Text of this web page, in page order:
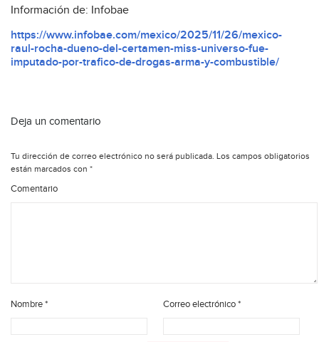
Información de: Infobae
https://www.infobae.com/mexico/2025/11/26/mexico-
raul-rocha-dueno-del-certamen-miss-universo-fue-
imputado-por-trafico-de-drogas-arma-y-combustible/
Deja un comentario
Tu dirección de correo electrónico no será publicada. Los campos obligatorios
están marcados con *
Comentario
Nombre* Correo electrónico*